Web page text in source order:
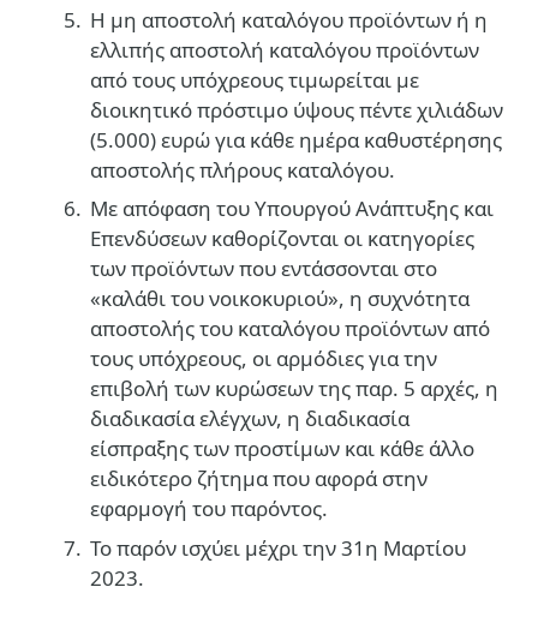
Η μη αποστολή καταλόγου προϊόντων ή η
ελλιπής αποστολή καταλόγου προϊόντων
από τους υπόχρεους τιμωρείται με
διοικητικό πρόστιμο ύψους πέντε χιλιάδων
(5.000) ευρώ για κάθε ημέρα καθυστέρησης
αποστολής πλήρους καταλόγου.
Με απόφαση του Υπουργού Ανάπτυξης και
Επενδύσεων καθορίζονται οι κατηγορίες
των προϊόντων που εντάσσονται στο
«καλάθι του νοικοκυριού», η συχνότητα
αποστολής του καταλόγου προϊόντων από
τους υπόχρεους, οι αρμόδιες για την
επιβολή των κυρώσεων της παρ. 5 αρχές, η
διαδικασία ελέγχων, η διαδικασία
είσπραξης των προστίμων και κάθε άλλο
ειδικότερο ζήτημα που αφορά στην
εφαρμογή του παρόντος.
Το παρόν ισχύει μέχρι την 31η Μαρτίου
2023.